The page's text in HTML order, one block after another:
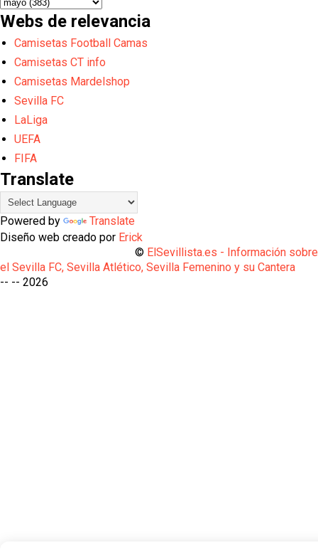
Webs de relevancia
Camisetas Football Camas
Camisetas CT info
Camisetas Mardelshop
Sevilla FC
LaLiga
UEFA
FIFA
Translate
Powered by
Translate
Diseño web creado por Erick
© ElSevillista.es - Información sobre
el Sevilla FC, Sevilla Atlético, Sevilla Femenino y su Cantera
-- -- 2026